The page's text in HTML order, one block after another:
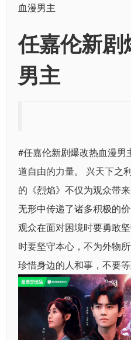
血漫男主
任嘉伦新剧
男主
#任嘉伦新剧爆改热血漫
道自由的力量。 兴天下之
的《烈焰》不仅为观众带
无形中传递了诸多积极的
观众在面对困境时要勇敢
时要坚守本心，不为外物
珍惜身边的人和事，不要